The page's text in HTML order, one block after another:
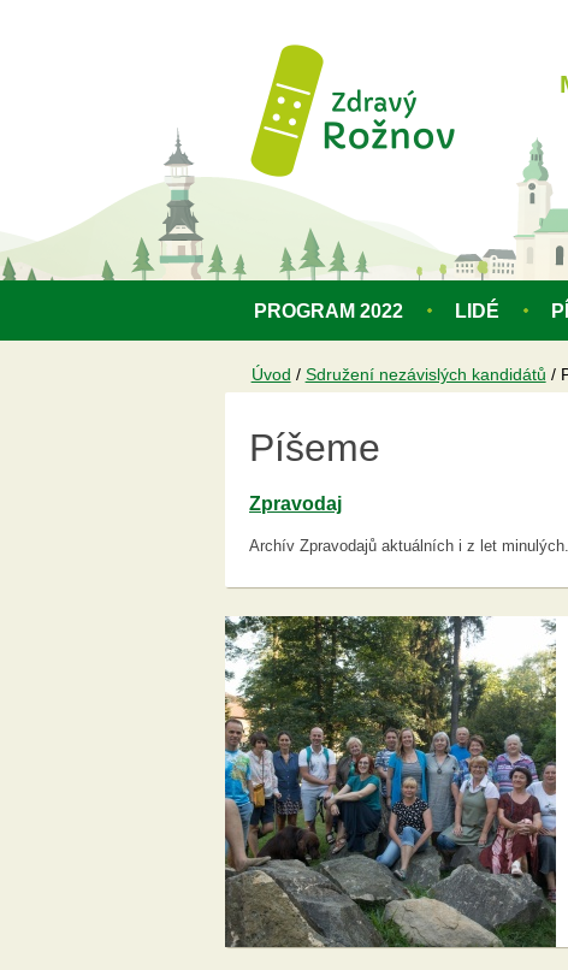
PROGRAM 2022 LIDÉ
Úvod / Sdružení nezávislých kandidátů /
Píšeme
Zpravodaj
Archív Zpravodajů aktuálních i z let minulých.